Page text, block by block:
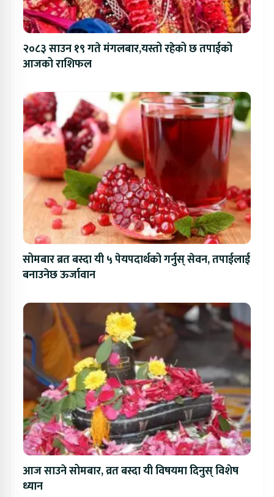
२०८३ साउन १९ गते मंगलबार,यस्तो रहेको छ तपाईको
आजको राशिफल
सोमबार ब्रत बस्दा यी ५ पेयपदार्थको गर्नुस् सेवन, तपाईलाई
बनाउनेछ ऊर्जावान
आज साउने सोमबार, व्रत बस्दा यी विषयमा दिनुस् विशेष
ध्यान